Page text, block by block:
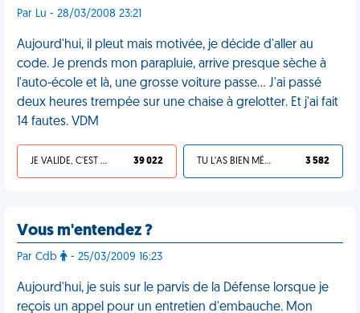
Par Lu - 28/03/2008 23:21
Aujourd'hui, il pleut mais motivée, je décide d'aller au
code. Je prends mon parapluie, arrive presque sèche à
l'auto-école et là, une grosse voiture passe... J'ai passé
deux heures trempée sur une chaise à grelotter. Et j'ai fait
14 fautes. VDM
JE VALIDE, C'EST UNE VDM 39 022 TU L'AS BIEN MÉRITÉ 3 582
Vous m'entendez ?
Par Cdb - 25/03/2009 16:23
Aujourd'hui, je suis sur le parvis de la Défense lorsque je
reçois un appel pour un entretien d'embauche. Mon